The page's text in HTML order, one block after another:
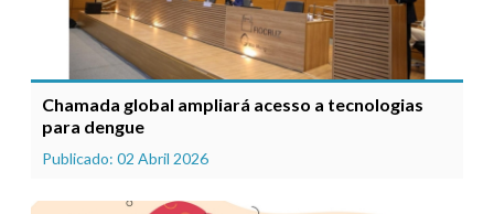
Chamada global ampliará acesso a tecnologias
para dengue
Publicado: 02 Abril 2026